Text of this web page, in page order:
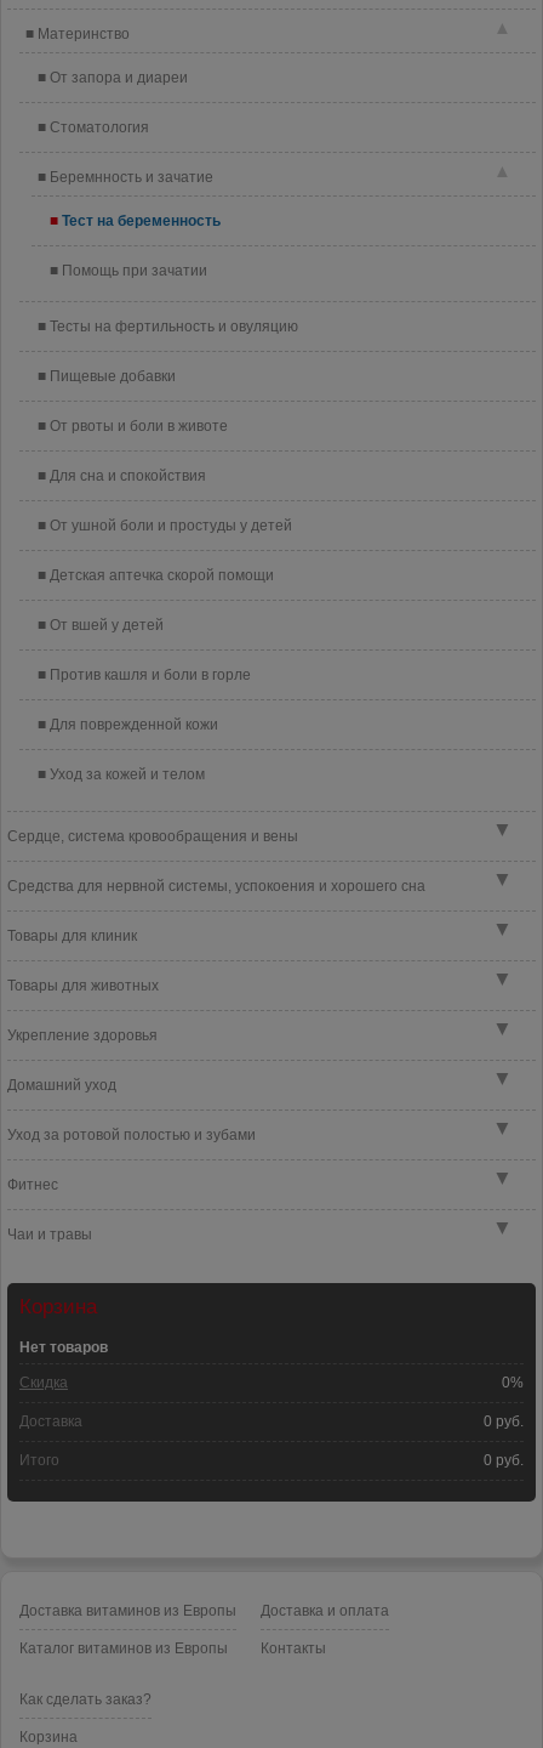
▲
Материнство
От запора и диареи
Стоматология
▲
Беремнность и зачатие
Тест на беременность
Помощь при зачатии
Тесты на фертильность и овуляцию
Пищевые добавки
От рвоты и боли в животе
Для сна и спокойствия
От ушной боли и простуды у детей
Детская аптечка скорой помощи
От вшей у детей
Против кашля и боли в горле
Для поврежденной кожи
Уход за кожей и телом
▼
Сердце, система кровообращения и вены
▼
Средства для нервной системы, успокоения и хорошего сна
▼
Товары для клиник
▼
Товары для животных
▼
Укрепление здоровья
▼
Домашний уход
▼
Уход за ротовой полостью и зубами
▼
Фитнес
▼
Чаи и травы
Корзина
Нет товаров
Скидка 0%
Доставка 0 руб.
Итого 0 руб.
Доставка витаминов из Европы
Каталог витаминов из Европы
Доставка и оплата
Контакты
Как сделать заказ?
Корзина